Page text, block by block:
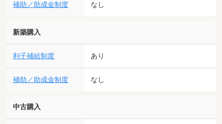
補助／助成金制度 なし
新築購入
利子補給制度 あり
補助／助成金制度 なし
中古購入